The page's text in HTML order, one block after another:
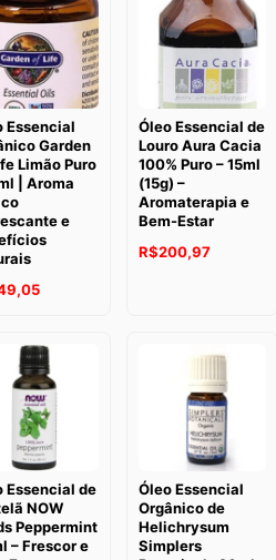
Essencial
Garden
Limão Puro
| Aroma
e
O
atual
é:
R$149,05.
Óleo Essencial de
Louro Aura Cacia
100% Puro – 15ml
(15g) –
Aromaterapia e
Bem-Estar
O
R$200,97O
R$200,97.
Essencial de
NOW
Peppermint
– Frescor e
Óleo Essencial
Orgânico de
Helichrysum
Simplers